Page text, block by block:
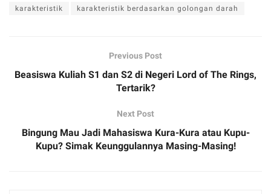
karakteristik karakteristik berdasarkan golongan darah
Previous Post
Beasiswa Kuliah S1 dan S2 di Negeri Lord of The Rings,
Tertarik?
Next Post
Bingung Mau Jadi Mahasiswa Kura-Kura atau Kupu-
Kupu? Simak Keunggulannya Masing-Masing!